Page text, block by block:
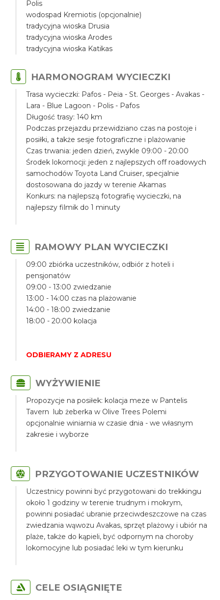
Polis
wodospad Kremiotis (opcjonalnie)
tradycyjna wioska Drusia
tradycyjna wioska Arodes
tradycyjna wioska Katikas
HARMONOGRAM WYCIECZKI
Trasa wycieczki: Pafos - Peia - St. Georges - Avakas -
Lara - Blue Lagoon - Polis - Pafos
Długość trasy: 140 km
Podczas przejazdu przewidziano czas na postoje i
posiłki, a także sesje fotograficzne i plażowanie
Czas trwania: jeden dzień, zwykle 09:00 - 20:00
Środek lokomocji: jeden z najlepszych off roadowych
samochodów Toyota Land Cruiser, specjalnie
dostosowana do jazdy w terenie Akamas
Konkurs: na najlepszą fotografię wycieczki, na
najlepszy filmik do 1 minuty
RAMOWY PLAN WYCIECZKI
09:00 zbiórka uczestników, odbiór z hoteli i
pensjonatów
09:00 - 13:00 zwiedzanie
13:00 - 14:00 czas na plażowanie
14:00 - 18:00 zwiedzanie
18:00 - 20:00 kolacja
ODBIERAMY Z ADRESU
WYŻYWIENIE
Propozycje na posiłek: kolacja meze w Pantelis
Tavern lub żeberka w Olive Trees Polemi
opcjonalnie winiarnia w czasie dnia - we własnym
zakresie i wyborze
PRZYGOTOWANIE UCZESTNIKÓW
Uczestnicy powinni być przygotowani do trekkingu
około 1 godziny w terenie trudnym i mokrym,
powinni posiadać ubranie przeciwdeszczowe na czas
zwiedzania wąwozu Avakas, sprzęt plażowy i ubiór na
plaże, także do kąpieli, być odpornym na choroby
lokomocyjne lub posiadać leki w tym kierunku
CELE OSIĄGNIĘTE